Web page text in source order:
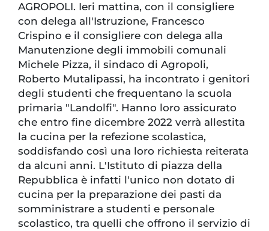
AGROPOLI. Ieri mattina, con il consigliere
con delega all'Istruzione, Francesco
Crispino e il consigliere con delega alla
Manutenzione degli immobili comunali
Michele Pizza, il sindaco di Agropoli,
Roberto Mutalipassi, ha incontrato i genitori
degli studenti che frequentano la scuola
primaria "Landolfi". Hanno loro assicurato
che entro fine dicembre 2022 verrà allestita
la cucina per la refezione scolastica,
soddisfando così una loro richiesta reiterata
da alcuni anni. L'Istituto di piazza della
Repubblica è infatti l'unico non dotato di
cucina per la preparazione dei pasti da
somministrare a studenti e personale
scolastico, tra quelli che offrono il servizio di